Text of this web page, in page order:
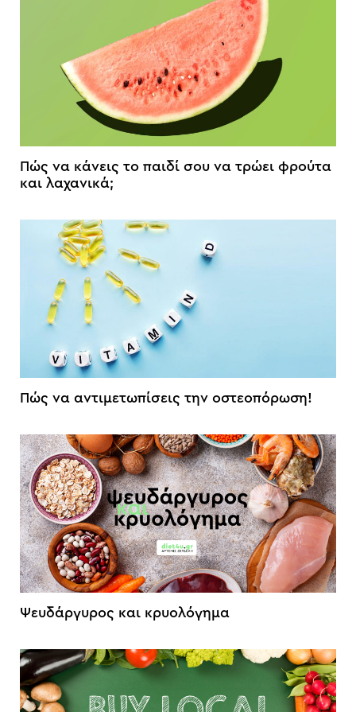
Πώς να κάνεις το παιδί σου να τρώει φρούτα
και λαχανικά;
Πώς να αντιμετωπίσεις την οστεοπόρωση!
Ψευδάργυρος και κρυολόγημα